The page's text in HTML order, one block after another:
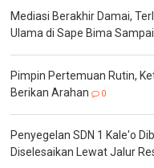
Mediasi Berakhir Damai,
Ulama di Sape Bima
Pimpin Pertemuan Rutin,
Berikan Arahan
0
Penyegelan SDN 1 Kale'o
Diselesaikan Lewat Jalur